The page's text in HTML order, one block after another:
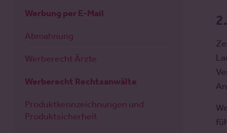
2.
Werbung per E-Mail
Abmahnung
Werberecht Ärzte
Werberecht Rechtsanwälte
Produktkennzeichnungen und
Produktsicherheit